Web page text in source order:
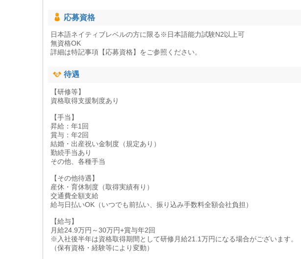
応募資格
日本語ネイティブレベルの方に限る※日本語能力試験N2以上可
無資格OK
詳細は特記事項【応募資格】をご参照ください。
待遇
【研修等】
資格取得支援制度あり
【手当】
昇給：年1回
賞与：年2回
結婚・出産祝い金制度（規定あり）
勤続手当あり
その他、各種手当
【その他待遇】
産休・育休制度（取得実績有り）
交通費全額支給
給与日払いOK（いつでも前払い、振り込み手数料全額会社負担）
【給与】
月給24.9万円～30万円+賞与年2回
※入社後半年は資格取得期間として研修月給21.1万円になる場合がございます。
（保有資格・経験等により変動）